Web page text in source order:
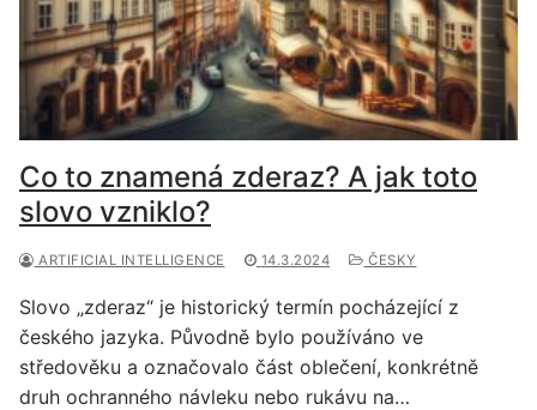
Co to znamená zderaz? A jak toto
slovo vzniklo?
ARTIFICIAL INTELLIGENCE 14.3.2024 ČESKY
Slovo „zderaz“ je historický termín pocházející z
českého jazyka. Původně bylo používáno ve
středověku a označovalo část oblečení, konkrétně
druh ochranného návleku nebo rukávu na…